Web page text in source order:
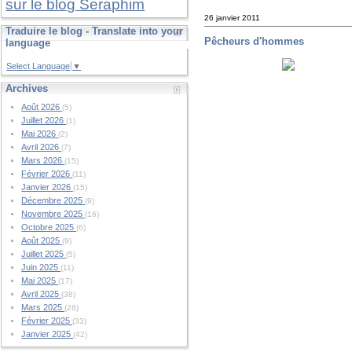
sur le blog Seraphim
Traduire le blog - Translate into your
language
Select Language ▼
Archives
Août 2026(5)
Juillet 2026(1)
Mai 2026(2)
Avril 2026(7)
Mars 2026(15)
Février 2026(11)
Janvier 2026(15)
Décembre 2025(9)
Novembre 2025(16)
Octobre 2025(6)
Août 2025(9)
Juillet 2025(5)
Juin 2025(11)
Mai 2025(17)
Avril 2025(38)
Mars 2025(28)
Février 2025(33)
Janvier 2025(42)
26 janvier 2011
Pêcheurs d'hommes